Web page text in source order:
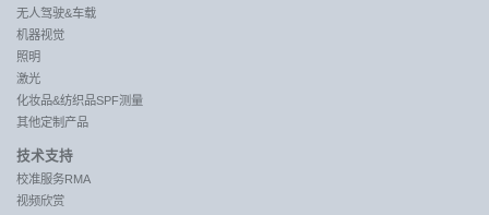
无人驾驶&车载
机器视觉
照明
激光
化妆品&纺织品SPF测量
其他定制产品
技术支持
校准服务RMA
视频欣赏